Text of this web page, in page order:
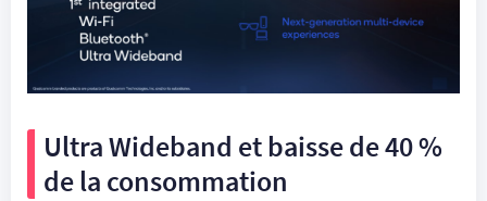
Ultra Wideband et baisse de 40 %
de la consommation